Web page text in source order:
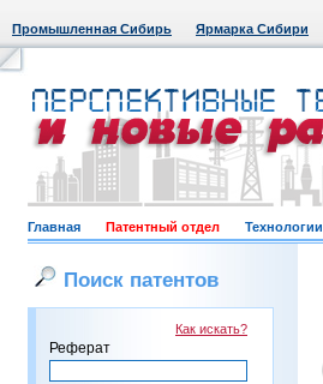
Промышленная Сибирь Ярмарка Сибири
Главная Патентный отдел Технологии
Поиск патентов
Как искать?
Реферат